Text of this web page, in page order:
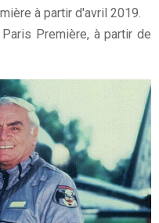
à partir d'avril 2019.
Première, à partir de